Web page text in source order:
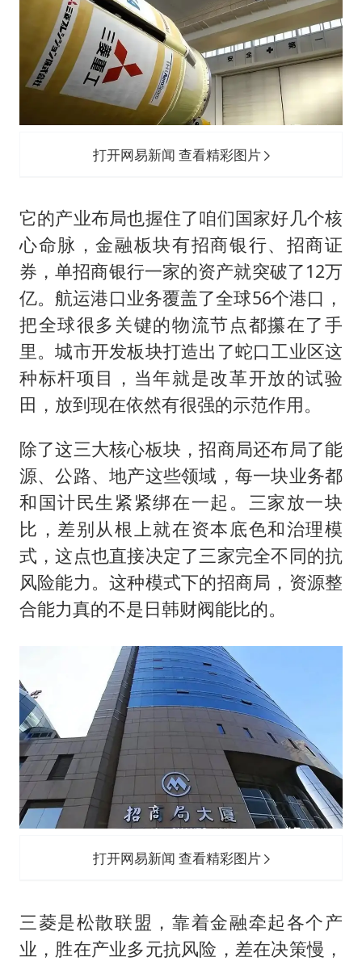
打开网易新闻 查看精彩图片
它的产业布局也握住了咱们国家好几个核
心命脉，金融板块有招商银行、招商证
券，单招商银行一家的资产就突破了12万
亿。航运港口业务覆盖了全球56个港口，
把全球很多关键的物流节点都攥在了手
里。城市开发板块打造出了蛇口工业区这
种标杆项目，当年就是改革开放的试验
田，放到现在依然有很强的示范作用。
除了这三大核心板块，招商局还布局了能
源、公路、地产这些领域，每一块业务都
和国计民生紧紧绑在一起。三家放一块
比，差别从根上就在资本底色和治理模
式，这点也直接决定了三家完全不同的抗
风险能力。这种模式下的招商局，资源整
合能力真的不是日韩财阀能比的。
打开网易新闻 查看精彩图片
三菱是松散联盟，靠着金融牵起各个产
业，胜在产业多元抗风险，差在决策慢，